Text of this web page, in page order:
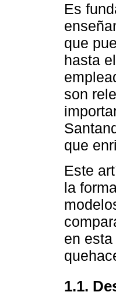
Es
que
hasta
son
que
Este
la
en
1.1.